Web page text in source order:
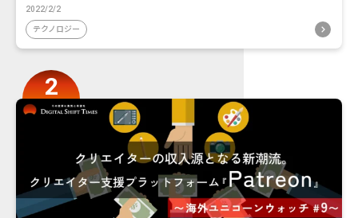
2022/2/2
テクノロジー